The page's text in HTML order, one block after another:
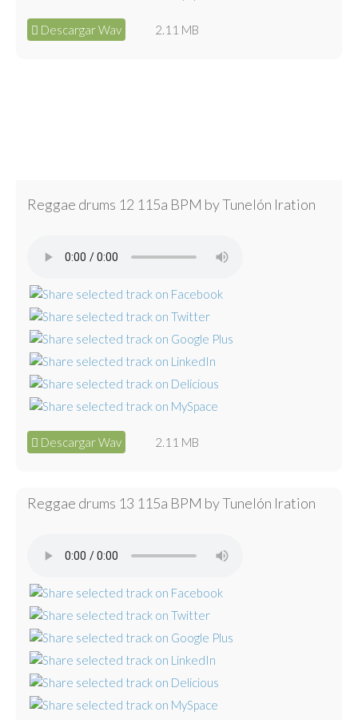
Descargar Wav 2.11 MB
Reggae drums 12 115a BPM by Tunelón Iration
Descargar Wav 2.11 MB
Reggae drums 13 115a BPM by Tunelón Iration